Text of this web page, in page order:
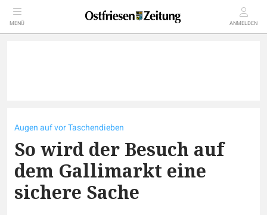
MENÜ ANMELDEN
Augen auf vor Taschendieben
So wird der Besuch auf
dem Gallimarkt eine
sichere Sache